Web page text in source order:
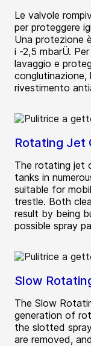
Le valvole
per proteggere
Una protezione
i -2,5 mbarÜ.
lavaggio e
rivestimento
Rotating Jet
The rotating jet
tanks in
suitable for
trestle. Both
result by being
possible spray
Slow
The Slow
generation of
the slotted
are removed,